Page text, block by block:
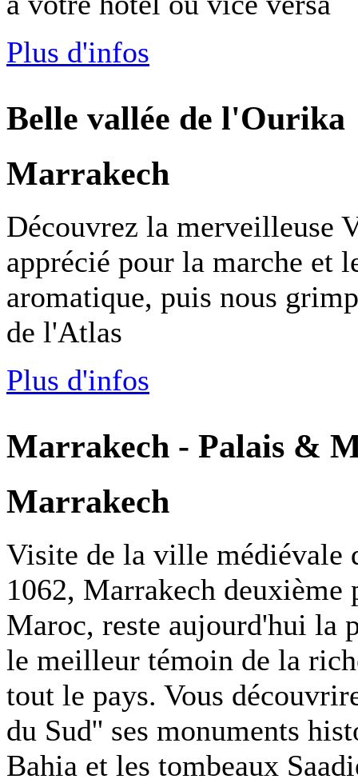
Plus d'infos
Belle vallée de l'Ourika
Marrakech
Découvrez la merveilleuse
apprécié pour la marche et
aromatique, puis nous
de l'Atlas
Plus d'infos
Marrakech - Palais &
Marrakech
Visite de la ville médiévale
1062, Marrakech
Maroc, reste aujourd'hui la
le meilleur témoin de la
tout le pays. Vous
du Sud'' ses monuments
Bahia et les tombeaux